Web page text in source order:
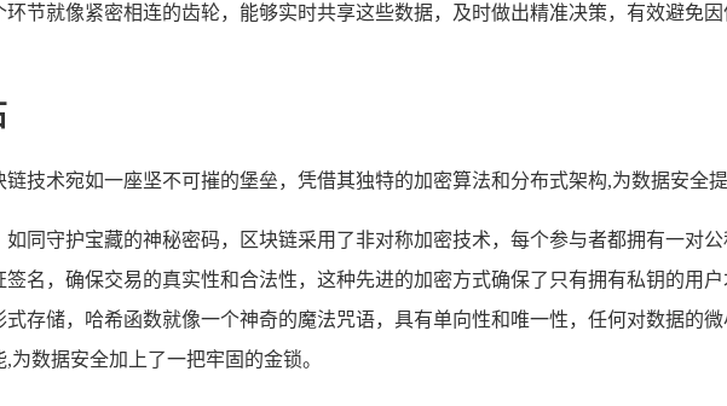
节就像紧密相连的齿轮，能够实时共享这些数据，及时做出精准决策，有效避免
技术宛如一座坚不可摧的堡垒，凭借其独特的加密算法和分布式架构,为数据安全
同守护宝藏的神秘密码，区块链采用了非对称加密技术，每个参与者都拥有一对
名，确保交易的真实性和合法性，这种先进的加密方式确保了只有拥有私钥的用
存储，哈希函数就像一个神奇的魔法咒语，具有单向性和唯一性，任何对数据的
数据安全加上了一把牢固的金锁。